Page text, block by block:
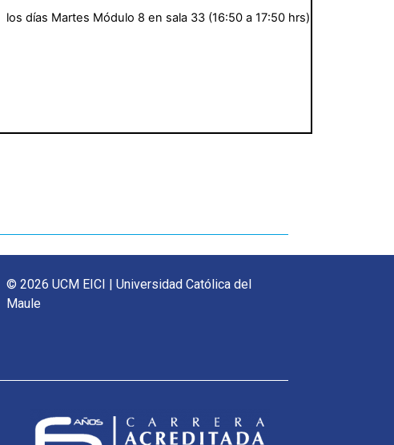
los días Martes Módulo 8 en sala 33 (16:50 a 17:50 hrs)
© 2026 UCM EICI | Universidad Católica del
Maule